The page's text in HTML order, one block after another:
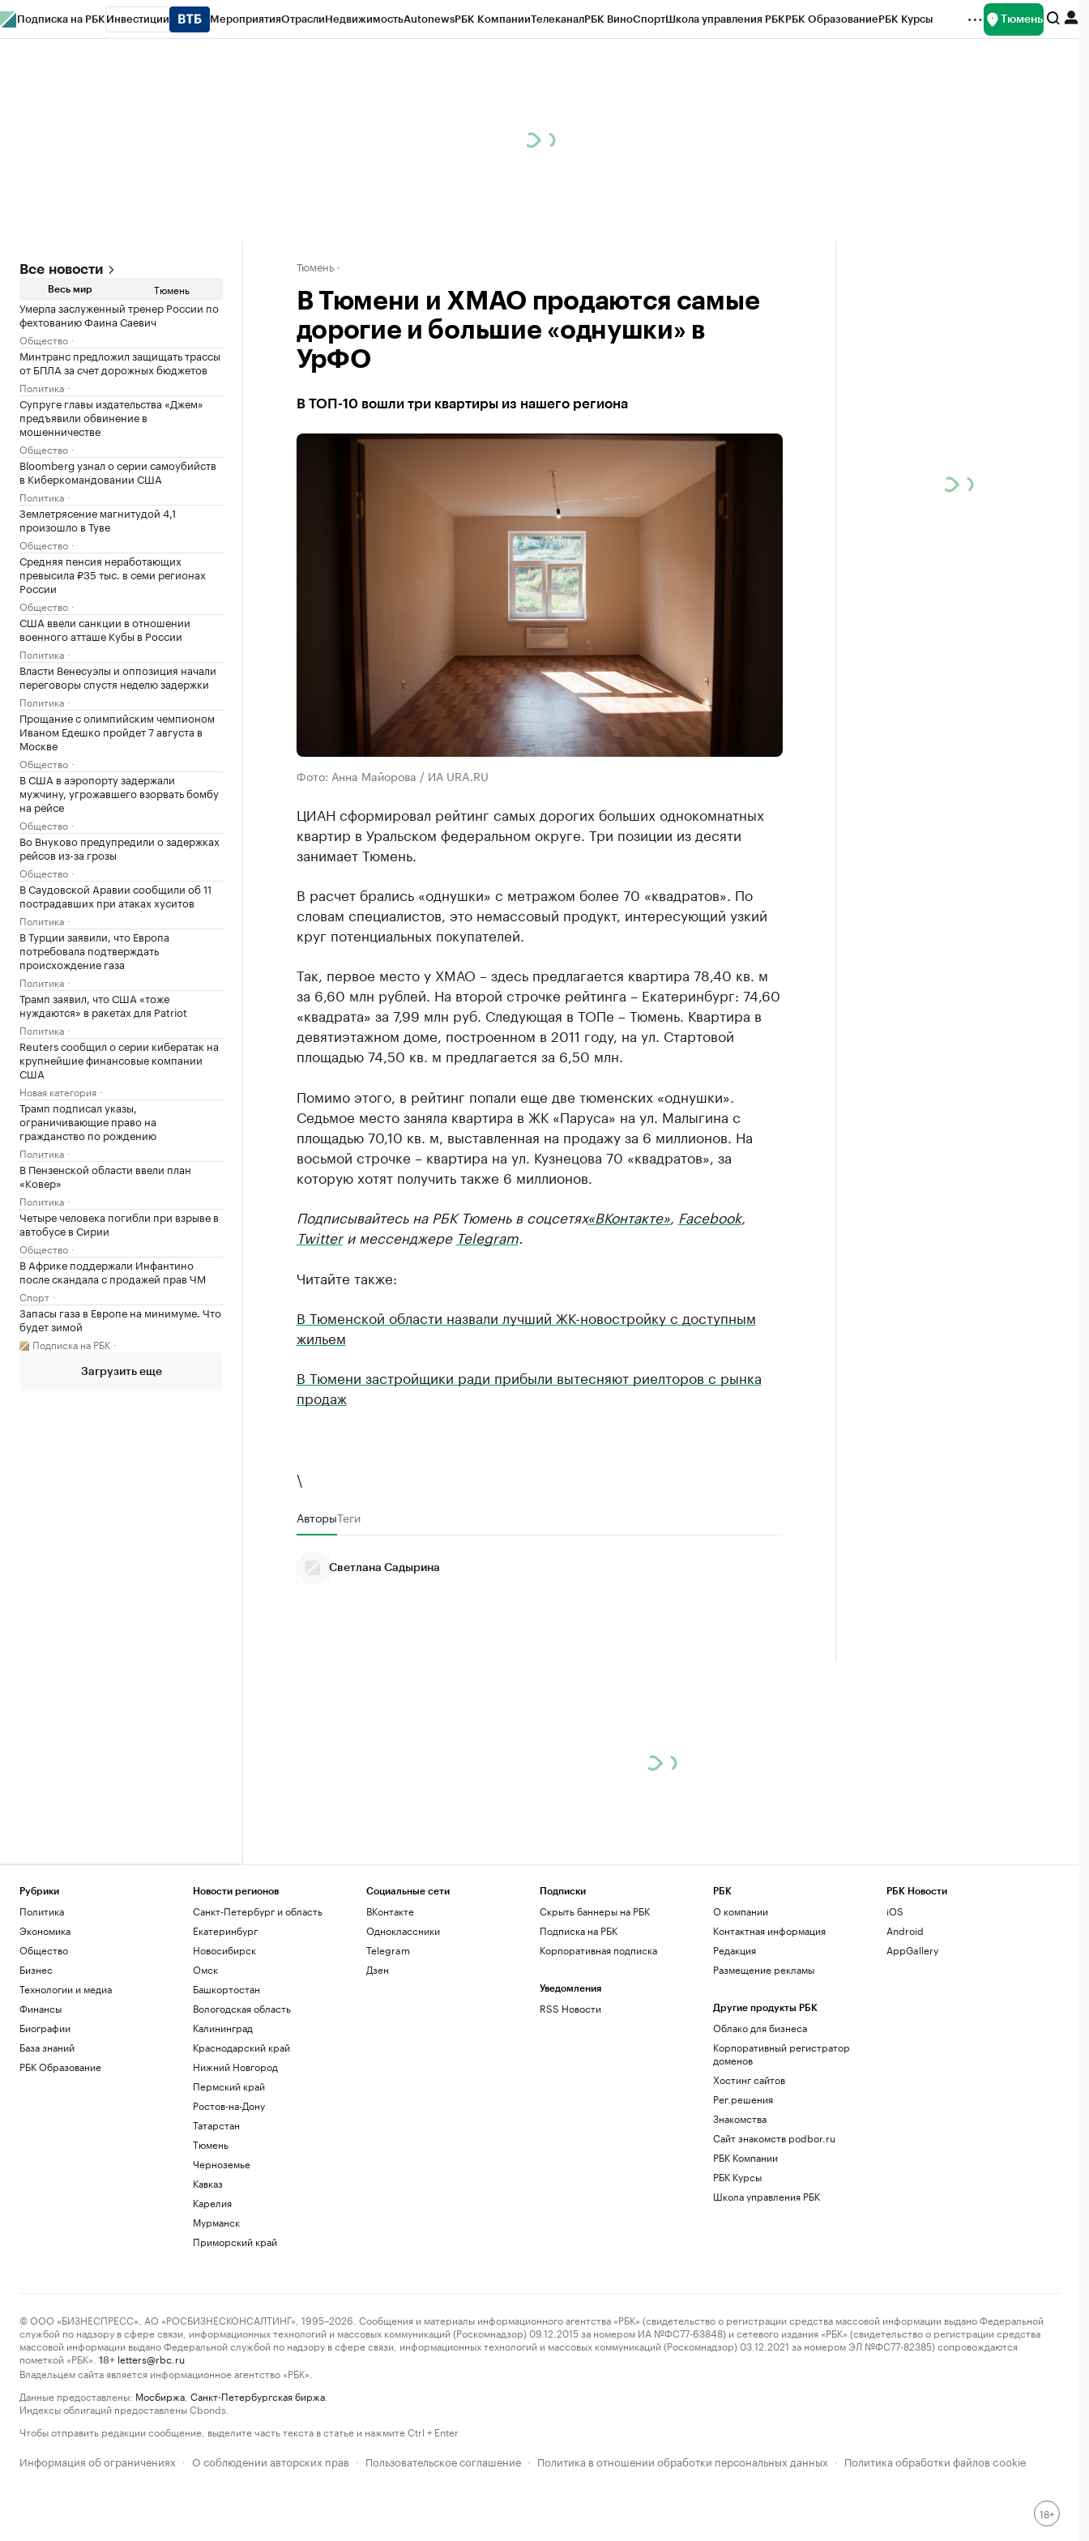
Подписка на РБК Инвестиции МероприятияОтраслиНедвижимостьAutonewsРБК КомпанииТелеканалРБК ВиноСпортШкола управления РБКРБК ОбразованиеРБК Курсы Тюмень
Все новости
Весь мир Тюмень
Умерла заслуженный тренер России по
фехтованию Фаина Саевич
Общество
Минтранс предложил защищать трассы
от БПЛА за счет дорожных бюджетов
Политика
Супруге главы издательства «Джем»
предъявили обвинение в
мошенничестве
Общество
Bloomberg узнал о серии самоубийств
в Киберкомандовании США
Политика
Землетрясение магнитудой 4,1
произошло в Туве
Общество
Средняя пенсия неработающих
превысила ₽35 тыс. в семи регионах
России
Общество
США ввели санкции в отношении
военного атташе Кубы в России
Политика
Власти Венесуэлы и оппозиция начали
переговоры спустя неделю задержки
Политика
Прощание с олимпийским чемпионом
Иваном Едешко пройдет 7 августа в
Москве
Общество
В США в аэропорту задержали
мужчину, угрожавшего взорвать бомбу
на рейсе
Общество
Во Внуково предупредили о задержках
рейсов из-за грозы
Общество
В Саудовской Аравии сообщили об 11
пострадавших при атаках хуситов
Политика
В Турции заявили, что Европа
потребовала подтверждать
происхождение газа
Политика
Трамп заявил, что США «тоже
нуждаются» в ракетах для Patriot
Политика
Reuters сообщил о серии кибератак на
крупнейшие финансовые компании
США
Новая категория
Трамп подписал указы,
ограничивающие право на
гражданство по рождению
Политика
В Пензенской области ввели план
«Ковер»
Политика
Четыре человека погибли при взрыве в
автобусе в Сирии
Общество
В Африке поддержали Инфантино
после скандала с продажей прав ЧМ
Спорт
Запасы газа в Европе на минимуме. Что
будет зимой
Подписка на РБК
Загрузить еще
Тюмень
В Тюмени и ХМАО продаются самые
дорогие и большие «однушки» в
УрФО
В ТОП-10 вошли три квартиры из нашего региона
Фото: Анна Майорова / ИА URA.RU
ЦИАН сформировал рейтинг самых дорогих больших однокомнатных
квартир в Уральском федеральном округе. Три позиции из десяти
занимает Тюмень.
В расчет брались «однушки» с метражом более 70 «квадратов». По
словам специалистов, это немассовый продукт, интересующий узкий
круг потенциальных покупателей.
Так, первое место у ХМАО – здесь предлагается квартира 78,40 кв. м
за 6,60 млн рублей. На второй строчке рейтинга – Екатеринбург: 74,60
«квадрата» за 7,99 млн руб. Следующая в ТОПе – Тюмень. Квартира в
девятиэтажном доме, построенном в 2011 году, на ул. Стартовой
площадью 74,50 кв. м предлагается за 6,50 млн.
Помимо этого, в рейтинг попали еще две тюменских «однушки».
Седьмое место заняла квартира в ЖК «Паруса» на ул. Малыгина с
площадью 70,10 кв. м, выставленная на продажу за 6 миллионов. На
восьмой строчке – квартира на ул. Кузнецова 70 «квадратов», за
которую хотят получить также 6 миллионов.
Подписывайтесь на РБК Тюмень в соцсетях«ВКонтакте», Facebook,
Twitterи мессенджере Telegram.
Читайте также:
В Тюменской области назвали лучший ЖК-новостройку с доступным
жильем
В Тюмени застройщики ради прибыли вытесняют риелторов с рынка
продаж
\
АвторыТеги
Светлана Садырина
Рубрики
Политика
Экономика
Общество
Бизнес
Технологии и медиа
Финансы
Биографии
База знаний
РБК Образование
Новости регионов
Санкт-Петербург и область
Екатеринбург
Новосибирск
Омск
Башкортостан
Вологодская область
Калининград
Краснодарский край
Нижний Новгород
Пермский край
Ростов-на-Дону
Татарстан
Тюмень
Черноземье
Кавказ
Карелия
Мурманск
Приморский край
Социальные сети
ВКонтакте
Одноклассники
Telegram
Дзен
Подписки
Скрыть баннеры на РБК
Подписка на РБК
Корпоративная подписка
Уведомления
RSS Новости
РБК
О компании
Контактная информация
Редакция
Размещение рекламы
Другие продукты РБК
Облако для бизнеса
Корпоративный регистратор
доменов
Хостинг сайтов
Рег.решения
Знакомства
Сайт знакомств podbor.ru
РБК Компании
РБК Курсы
Школа управления РБК
РБК Новости
iOS
Android
AppGallery
© ООО «БИЗНЕСПРЕСС», АО «РОСБИЗНЕСКОНСАЛТИНГ», 1995–2026. Сообщения и материалы информационного агентства «РБК» (свидетельство о регистрации средства массовой информации выдано Федеральной
службой по надзору в сфере связи, информационных технологий и массовых коммуникаций (Роскомнадзор) 09.12.2015 за номером ИА №ФС77-63848) и сетевого издания «РБК» (свидетельство о регистрации средства
массовой информации выдано Федеральной службой по надзору в сфере связи, информационных технологий и массовых коммуникаций (Роскомнадзор) 03.12.2021 за номером ЭЛ №ФС77-82385) сопровождаются
пометкой «РБК».
18+ letters@rbc.ru
Владельцем сайта является информационное агентство «РБК».
Данные предоставлены: Мосбиржа Санкт-Петербургская биржа
Индексы облигаций предоставлены Cbonds.
Чтобы отправить редакции сообщение, выделите часть текста в статье и нажмите Ctrl + Enter
Информация об ограничениях · О соблюдении авторских прав · Пользовательское соглашение · Политика в отношении обработки персональных данных · Политика обработки файлов cookie
18+